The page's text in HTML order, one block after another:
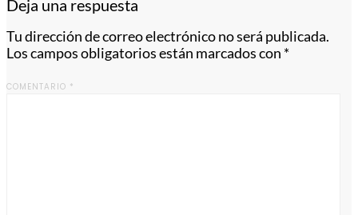
Deja una respuesta
Tu dirección de correo electrónico no será publicada.
Los campos obligatorios están marcados con *
COMENTARIO *